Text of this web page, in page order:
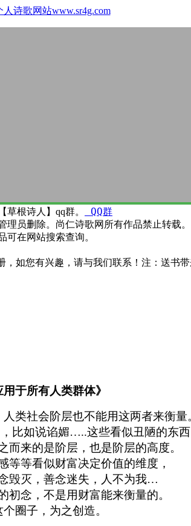
诗歌网站www.sr4g.com
根诗人】qq群。 QQ群
员删除。尚仁诗歌网所有作品禁止转载。
在网站搜索查询。
如您有兴趣，请与我们联系！注：送书
于所有人类群体》
类社会阶层也不能用这两者来衡量
比如说谄媚…..这些看似丑陋的东西
来的是阶层，也是阶层的高度。
等等看似财富决定价值的维度，
毁灭，善念迷失，人不为我…
念，不是用财富能来衡量的。
圈子，为之创造。